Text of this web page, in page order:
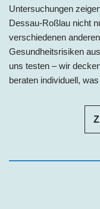
Untersuchungen
Dessau-Roßlau nicht
verschiedenen
Gesundheitsrisiken
uns testen – wir
beraten individuell,